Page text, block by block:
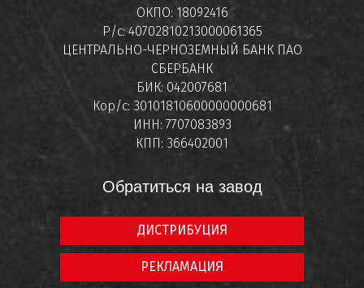
ОКПО: 18092416
Р/с: 40702810213000061365
ЦЕНТРАЛЬНО-ЧЕРНОЗЕМНЫЙ БАНК ПАО
СБЕРБАНК
БИК: 042007681
Кор/с: 30101810600000000681
ИНН: 7707083893
КПП: 366402001
Обратиться на завод
ДИСТРИБУЦИЯ
РЕКЛАМАЦИЯ